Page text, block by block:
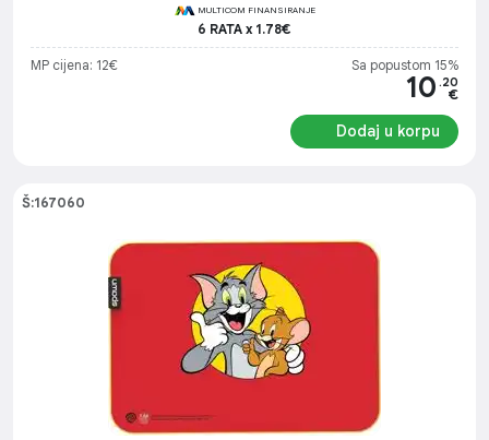
MULTICOM FINANSIRANJE
6 RATA x 1.78€
MP cijena: 12€ Sa popustom 15%
10 .20
€
Dodaj u korpu
Š:167060